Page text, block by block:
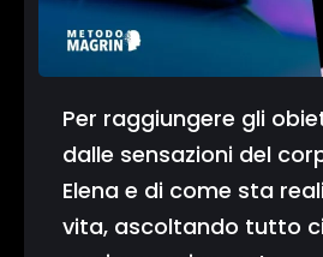
Per raggiungere gli
dalle sensazioni del
Elena e di come sta
vita, ascoltando tutto